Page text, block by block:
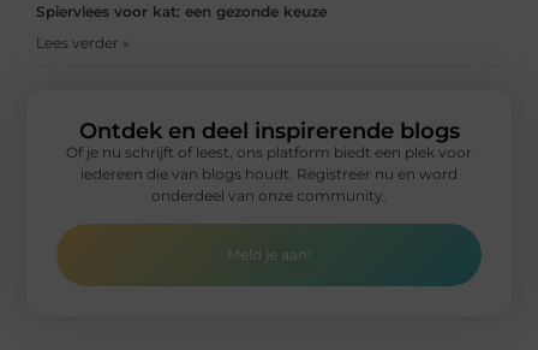
Spiervlees voor kat: een gezonde keuze
Lees verder »
Ontdek en deel inspirerende blogs
Of je nu schrijft of leest, ons platform biedt een plek voor
iedereen die van blogs houdt. Registreer nu en word
onderdeel van onze community.
Meld je aan!